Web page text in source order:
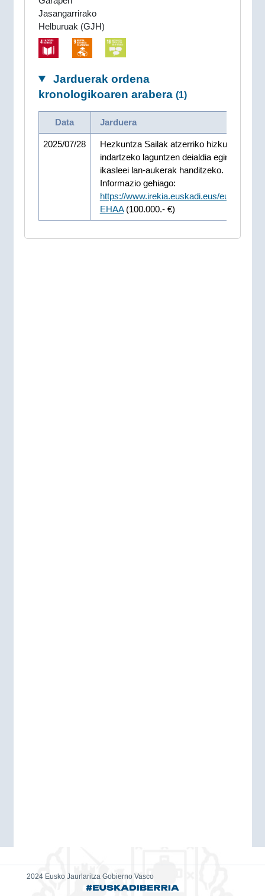
Jasangarrirako
Helburuak (GJH)
Jarduerak ordena
kronologikoaren arabera (1)
Data Jarduera
2025/07/28
Hezkuntza Sailak atzerriko hizkuntzak
indartzeko laguntzen deialdia egin du,
ikasleei lan-aukerak handitzeko.
Informazio gehiago:
https://www.irekia.euskadi.eus/eu/news/
EHAA(100.000.- €)
2024 Eusko Jaurlaritza Gobierno Vasco